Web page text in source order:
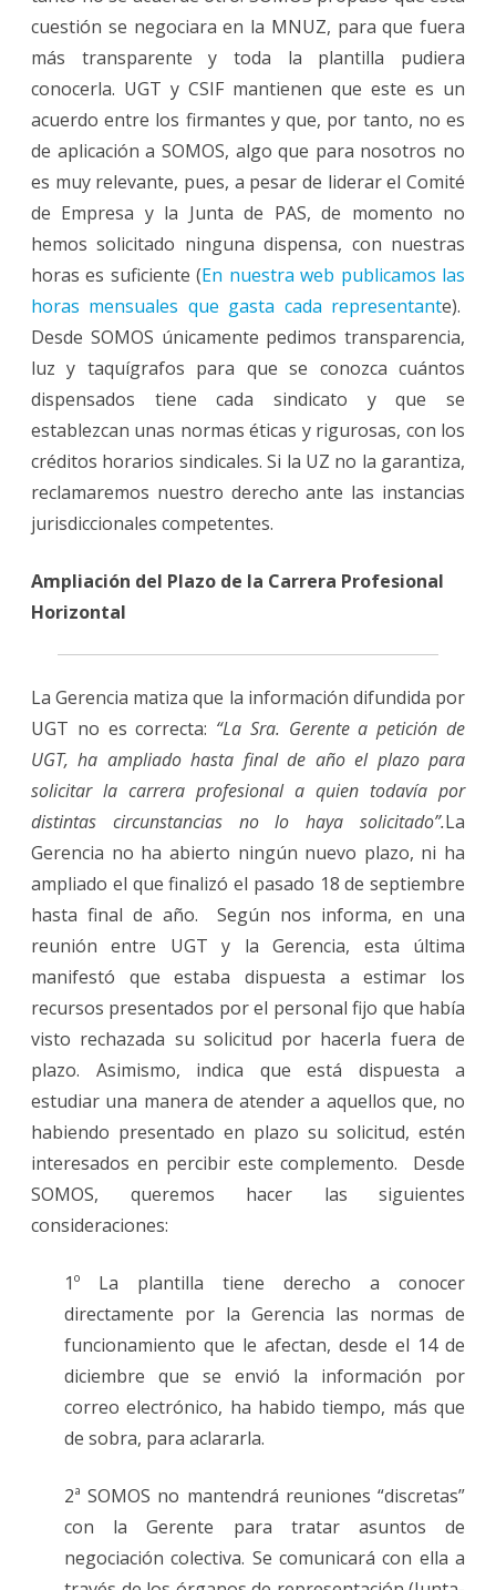
cuestión se negociara en la MNUZ, para que fuera
más transparente y toda la plantilla pudiera
conocerla. UGT y CSIF mantienen que este es un
acuerdo entre los firmantes y que, por tanto, no es
de aplicación a SOMOS, algo que para nosotros no
es muy relevante, pues, a pesar de liderar el Comité
de Empresa y la Junta de PAS, de momento no
hemos solicitado ninguna dispensa, con nuestras
horas es suficiente (En nuestra web publicamos las
horas mensuales que gasta cada representante).
Desde SOMOS únicamente pedimos transparencia,
luz y taquígrafos para que se conozca cuántos
dispensados tiene cada sindicato y que se
establezcan unas normas éticas y rigurosas, con los
créditos horarios sindicales. Si la UZ no la garantiza,
reclamaremos nuestro derecho ante las instancias
jurisdiccionales competentes.
Ampliación del Plazo de la Carrera Profesional
Horizontal
La Gerencia matiza que la información difundida por
UGT no es correcta: “La Sra. Gerente a petición de
UGT, ha ampliado hasta final de año el plazo para
solicitar la carrera profesional a quien todavía por
distintas circunstancias no lo haya solicitado”.La
Gerencia no ha abierto ningún nuevo plazo, ni ha
ampliado el que finalizó el pasado 18 de septiembre
hasta final de año. Según nos informa, en una
reunión entre UGT y la Gerencia, esta última
manifestó que estaba dispuesta a estimar los
recursos presentados por el personal fijo que había
visto rechazada su solicitud por hacerla fuera de
plazo. Asimismo, indica que está dispuesta a
estudiar una manera de atender a aquellos que, no
habiendo presentado en plazo su solicitud, estén
interesados en percibir este complemento. Desde
SOMOS, queremos hacer las siguientes
consideraciones:
1º La plantilla tiene derecho a conocer
directamente por la Gerencia las normas de
funcionamiento que le afectan, desde el 14 de
diciembre que se envió la información por
correo electrónico, ha habido tiempo, más que
de sobra, para aclararla.
2ª SOMOS no mantendrá reuniones “discretas”
con la Gerente para tratar asuntos de
negociación colectiva. Se comunicará con ella a